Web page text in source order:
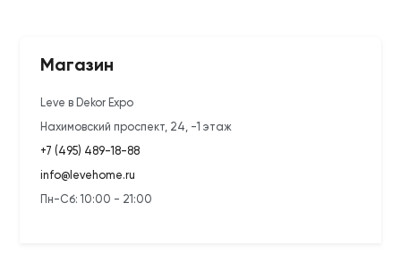
Магазин
Leve в Dekor Expo
Нахимовский проспект, 24, -1 этаж
+7 (495) 489-18-88
info@levehome.ru
Пн-Сб: 10:00 - 21:00